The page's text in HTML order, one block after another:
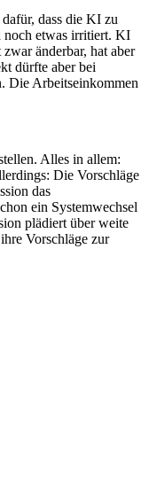
dass die KI zu
noch etwas irritiert. KI
änderbar, hat aber
dürfte aber bei
Die Arbeitseinkommen
Alles in allem:
Die Vorschläge
das
ein Systemwechsel
plädiert über weite
Vorschläge zur